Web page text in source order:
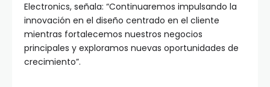
Electronics, señala: “Continuaremos impulsando la
innovación en el diseño centrado en el cliente
mientras fortalecemos nuestros negocios
principales y exploramos nuevas oportunidades de
crecimiento”.